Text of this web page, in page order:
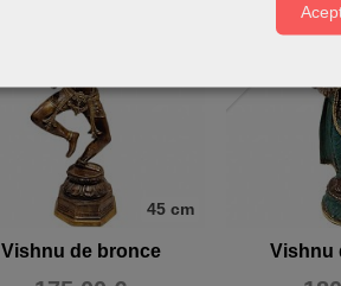
45 cm
Vishnu de bronce
Agotado
Vishnu